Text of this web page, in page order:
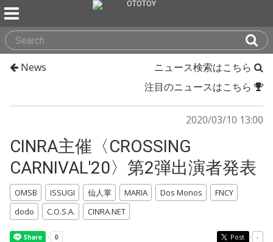
News
ニュース検索はこちら
注目のニュースはこちら
2020/03/10 13:00
CINRA主催〈CROSSING
CARNIVAL'20〉第2弾出演者発表
OMSB ISSUGI 仙人掌 MARIA Dos Monos
FNCY
dodo
C.O.S.A. CINRA.NET
Post -